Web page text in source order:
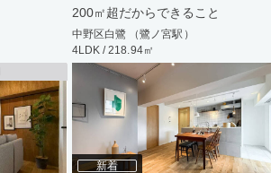
200㎡超だからできること
中野区白鷺 （鷺ノ宮駅）
4LDK / 218.94㎡
新着